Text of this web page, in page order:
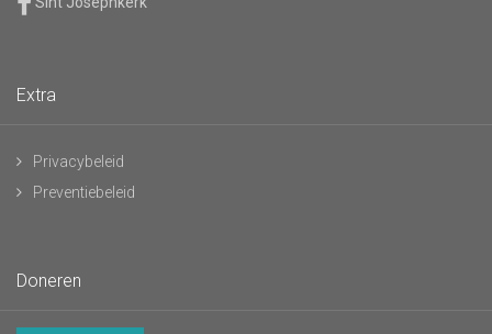
Extra
Privacybeleid
Preventiebeleid
Doneren